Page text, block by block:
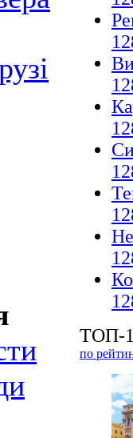
ТОП-
по